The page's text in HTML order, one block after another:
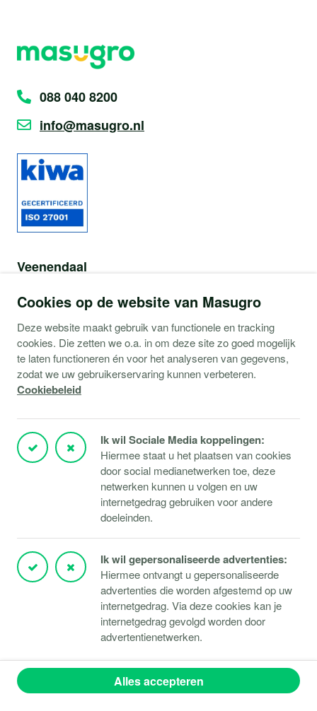
088 040 8200
info@masugro.nl
Veenendaal
3905 KW Veenendaal
Snel navigeren
Onze aanpak
Oplossingen
Producten & diensten
Webshop (Copaco)
Support
Storingen Microsoft 365
Storingen Microsoft Azure
Storingen Verbindingen
Klantportaal
Cookies op de website van Masugro
Deze website maakt gebruik van functionele en tracking
cookies. Die zetten we o.a. in om deze site zo goed mogelijk
te laten functioneren én voor het analyseren van gegevens,
zodat we uw gebruikerservaring kunnen verbeteren.
Cookiebeleid
Ik wil Sociale Media koppelingen:
Hiermee staat u het plaatsen van cookies
door social medianetwerken toe, deze
netwerken kunnen u volgen en uw
internetgedrag gebruiken voor andere
doeleinden.
Ik wil gepersonaliseerde advertenties:
Hiermee ontvangt u gepersonaliseerde
advertenties die worden afgestemd op uw
internetgedrag. Via deze cookies kan je
internetgedrag gevolgd worden door
advertentienetwerken.
Alles accepteren